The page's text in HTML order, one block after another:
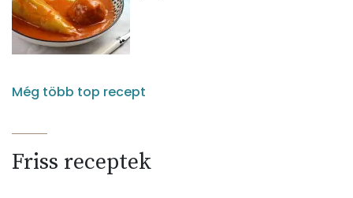
Még több top recept
Friss receptek